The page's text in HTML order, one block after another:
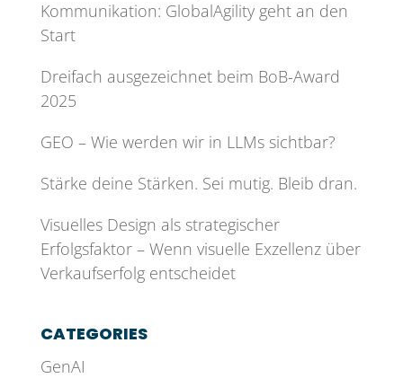
Kommunikation: GlobalAgility geht an den
Start
Dreifach ausgezeichnet beim BoB-Award
2025
GEO – Wie werden wir in LLMs sichtbar?
Stärke deine Stärken. Sei mutig. Bleib dran.
Visuelles Design als strategischer
Erfolgsfaktor – Wenn visuelle Exzellenz über
Verkaufserfolg entscheidet
CATEGORIES
GenAI